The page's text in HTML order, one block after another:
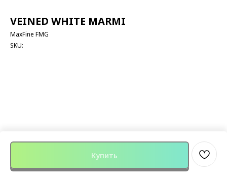
VEINED WHITE MARMI
MaxFine FMG
SKU:
Купить